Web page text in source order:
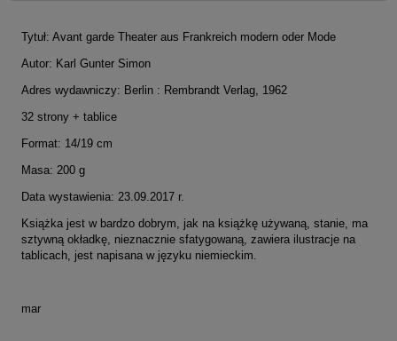
Tytuł: Avant garde Theater aus Frankreich modern oder Mode
Autor: Karl Gunter Simon
Adres wydawniczy: Berlin : Rembrandt Verlag, 1962
32 strony + tablice
Format: 14/19 cm
Masa: 200 g
Data wystawienia: 23.09.2017 r.
Książka jest w bardzo dobrym, jak na książkę używaną, stanie, ma
sztywną okładkę, nieznacznie sfatygowaną, zawiera ilustracje na
tablicach, jest napisana w języku niemieckim.
mar